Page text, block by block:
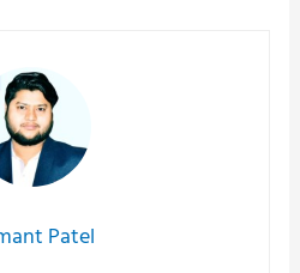
Patel